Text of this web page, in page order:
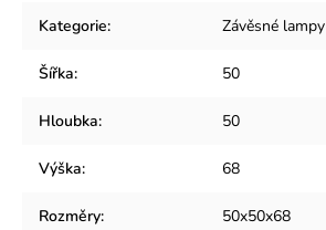
Kategorie: Závěsné lampy
Šířka: 50
Hloubka: 50
Výška: 68
Rozměry: 50x50x68